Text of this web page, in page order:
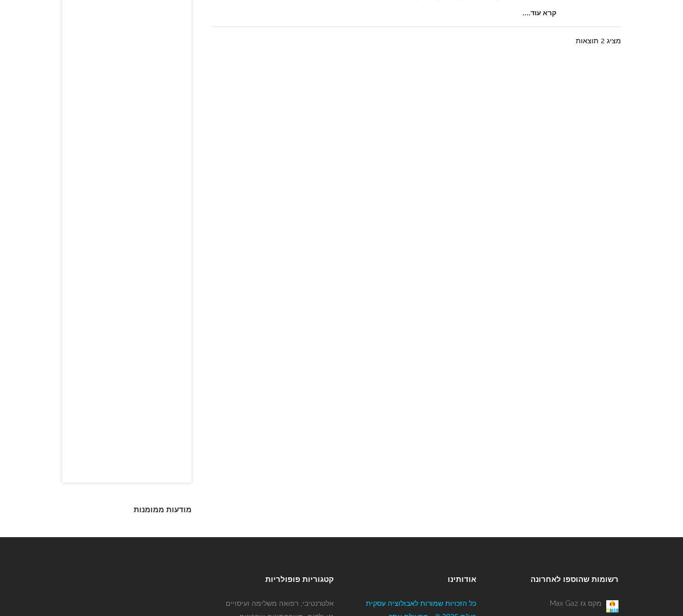
קרא עוד....
מציג 2 תוצאות
מודעות ממומנות
רשומות שהוספו לאחרונה
מקס גז Max Gaz
אודותינו
כל הזכויות שמורות לאבולוציה עסקית
קטגוריות פופולריות
אלטרנטיבי, רפואה משלימה ועיסויים